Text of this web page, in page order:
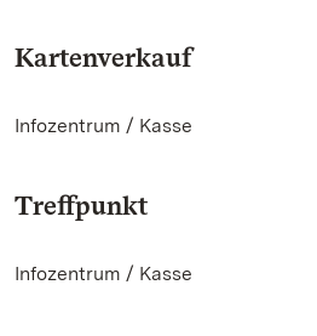
Kartenverkauf
Infozentrum / Kasse
Treffpunkt
Infozentrum / Kasse